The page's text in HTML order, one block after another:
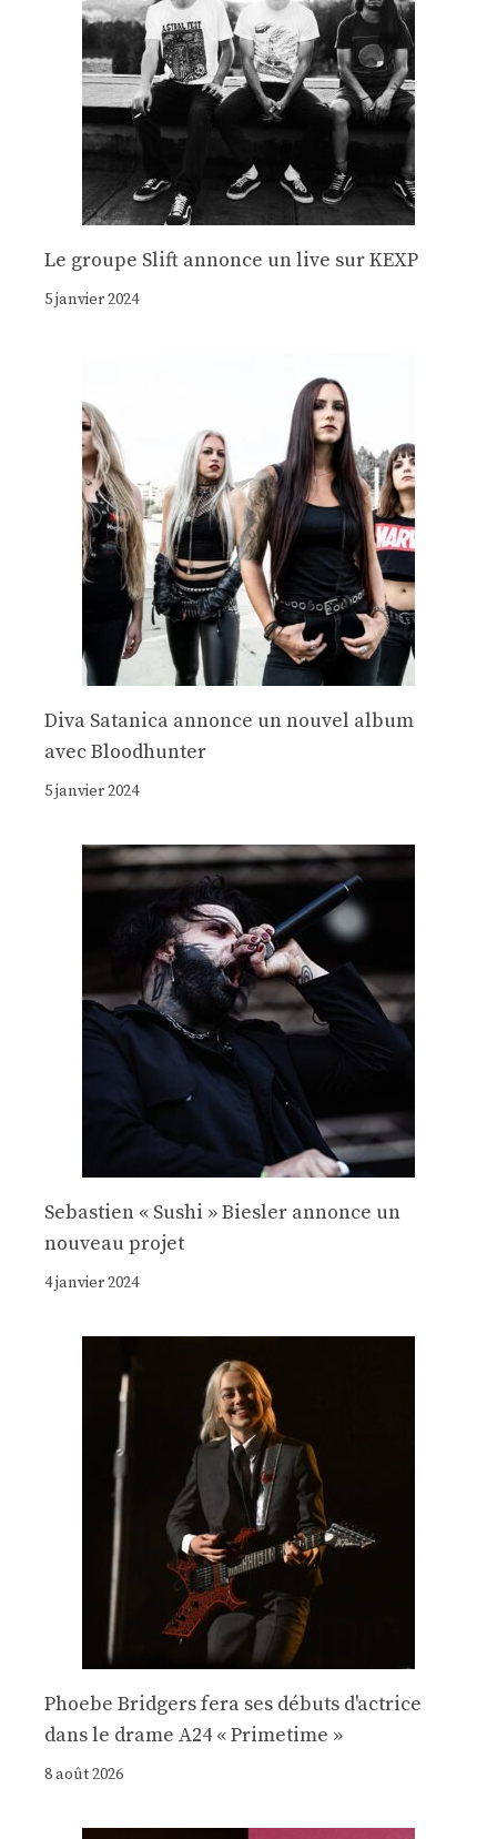
Le groupe Slift annonce un live sur KEXP
5 janvier 2024
Diva Satanica annonce un nouvel album
avec Bloodhunter
5 janvier 2024
Sebastien « Sushi » Biesler annonce un
nouveau projet
4 janvier 2024
Phoebe Bridgers fera ses débuts d'actrice
dans le drame A24 « Primetime »
8 août 2026